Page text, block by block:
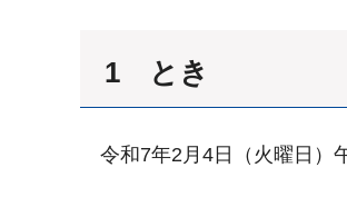
1 とき
令和7年2月4日（火曜日）